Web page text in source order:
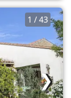
1 / 43
❯